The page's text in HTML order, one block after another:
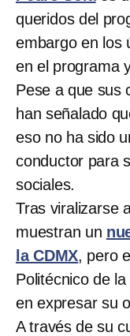
queridos del
embargo en los
en el programa
Pese a que sus
han señalado
eso no ha sido
conductor para
sociales.
Tras viralizarse
muestran un
la CDMX, pero
Politécnico de
en expresar su
A través de su